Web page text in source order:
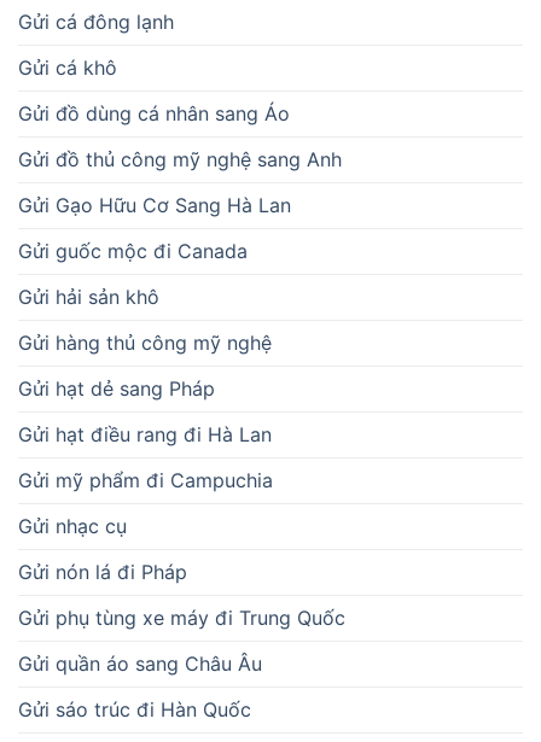
Gửi cá đông lạnh
Gửi cá khô
Gửi đồ dùng cá nhân sang Áo
Gửi đồ thủ công mỹ nghệ sang Anh
Gửi Gạo Hữu Cơ Sang Hà Lan
Gửi guốc mộc đi Canada
Gửi hải sản khô
Gửi hàng thủ công mỹ nghệ
Gửi hạt dẻ sang Pháp
Gửi hạt điều rang đi Hà Lan
Gửi mỹ phẩm đi Campuchia
Gửi nhạc cụ
Gửi nón lá đi Pháp
Gửi phụ tùng xe máy đi Trung Quốc
Gửi quần áo sang Châu Âu
Gửi sáo trúc đi Hàn Quốc